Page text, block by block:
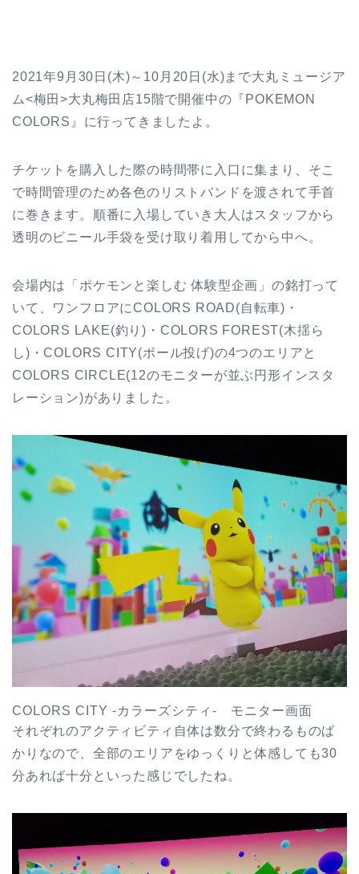
2021年9月30日(木)～10月20日(水)まで大丸ミュージア
ム<梅田>大丸梅田店15階で開催中の『POKEMON
COLORS』に行ってきましたよ。
チケットを購入した際の時間帯に入口に集まり、そこ
で時間管理のため各色のリストバンドを渡されて手首
に巻きます。順番に入場していき大人はスタッフから
透明のビニール手袋を受け取り着用してから中へ。
会場内は「ポケモンと楽しむ 体験型企画」の銘打って
いて、ワンフロアにCOLORS ROAD(自転車)・
COLORS LAKE(釣り)・COLORS FOREST(木揺ら
し)・COLORS CITY(ボール投げ)の4つのエリアと
COLORS CIRCLE(12のモニターが並ぶ円形インスタ
レーション)がありました。
COLORS CITY -カラーズシティ- モニター画面
それぞれのアクティビティ自体は数分で終わるものば
かりなので、全部のエリアをゆっくりと体感しても30
分あれば十分といった感じでしたね。